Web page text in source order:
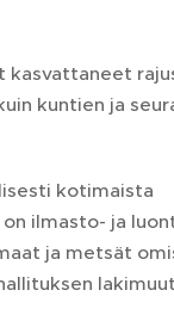
kasvattaneet
kuntien ja
kotimaista
ilmasto- ja
ja metsät